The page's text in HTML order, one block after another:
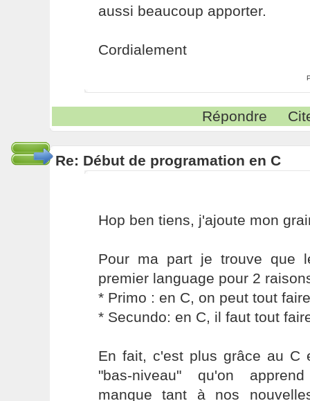
aussi beaucoup apporter.
Cordialement
Répondre
Re: Début de programation en C
Hop ben tiens, j'ajoute mon
Pour ma part je trouve que
premier language pour 2
* Primo : en C, on peut tout faire
* Secundo: en C, il faut tout
En fait, c'est plus grâce au C
"bas-niveau" qu'on
manque tant à nos